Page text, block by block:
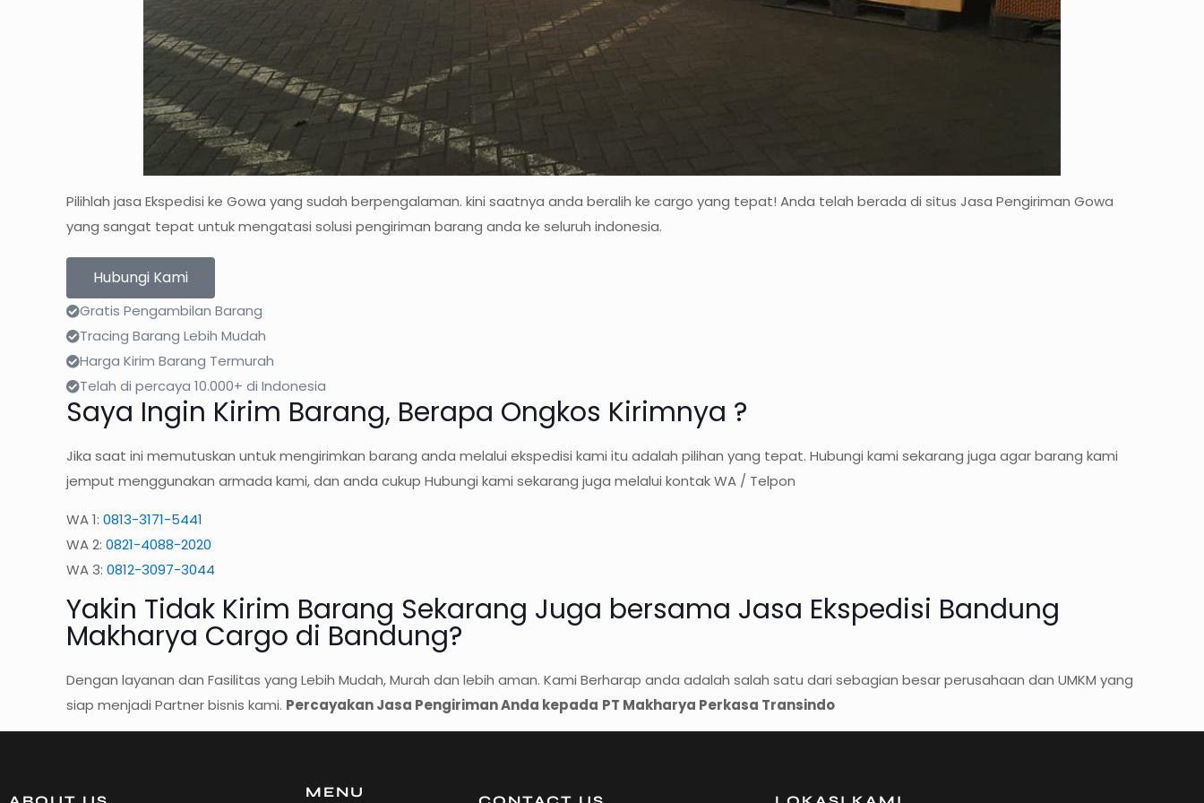
Pilihlah jasa Ekspedisi ke Gowa yang sudah berpengalaman. kini saatnya anda beralih ke cargo yang tepat! Anda telah berada di situs Jasa Pengiriman Gowa
yang sangat tepat untuk mengatasi solusi pengiriman barang anda ke seluruh indonesia.
Hubungi Kami
Gratis Pengambilan Barang
Tracing Barang Lebih Mudah
Harga Kirim Barang Termurah
Telah di percaya 10.000+ di Indonesia
Saya Ingin Kirim Barang, Berapa Ongkos Kirimnya ?
Jika saat ini memutuskan untuk mengirimkan barang anda melalui ekspedisi kami itu adalah pilihan yang tepat. Hubungi kami sekarang juga agar barang kami
jemput menggunakan armada kami, dan anda cukup Hubungi kami sekarang juga melalui kontak WA / Telpon
WA 1:0813-3171-5441
WA 2:0821-4088-2020
WA 3:0812-3097-3044
Yakin Tidak Kirim Barang Sekarang Juga bersama Jasa Ekspedisi Bandung
Makharya Cargo di Bandung?
Dengan layanan dan Fasilitas yang Lebih Mudah, Murah dan lebih aman. Kami Berharap anda adalah salah satu dari sebagian besar perusahaan dan UMKM yang
siap menjadi Partner bisnis kami. Percayakan Jasa Pengiriman Anda kepada PT Makharya Perkasa Transindo
MENU